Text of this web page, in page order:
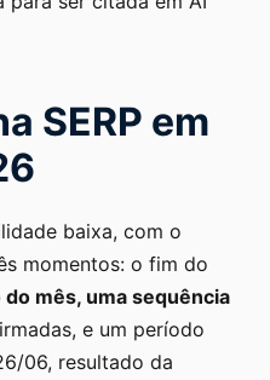
SERP em
baixa, com o
momentos: o fim do
mês, uma sequência
e um período
06, resultado da